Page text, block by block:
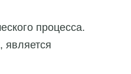
процесса.
является